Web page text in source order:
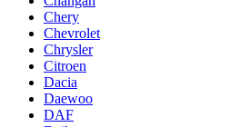
Chery
Chevrolet
Chrysler
Citroen
Dacia
Daewoo
DAF